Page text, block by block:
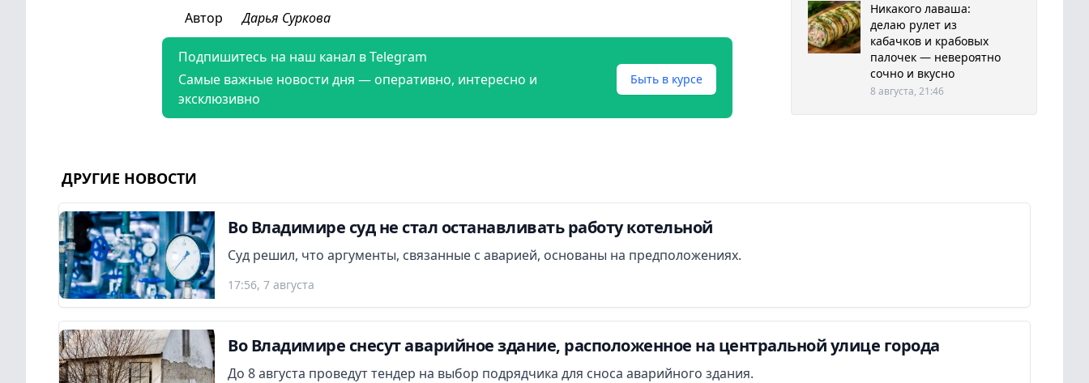
Автор Дарья Суркова
Подпишитесь на наш канал в Telegram
Самые важные новости дня — оперативно, интересно и
эксклюзивно
Быть в курсе
Никакого лаваша:
делаю рулет из
кабачков и крабовых
палочек — невероятно
сочно и вкусно
8 августа, 21:46
ДРУГИЕ НОВОСТИ
Во Владимире суд не стал останавливать работу котельной
Суд решил, что аргументы, связанные с аварией, основаны на предположениях.
17:56, 7 августа
Во Владимире снесут аварийное здание, расположенное на центральной улице города
До 8 августа проведут тендер на выбор подрядчика для сноса аварийного здания.